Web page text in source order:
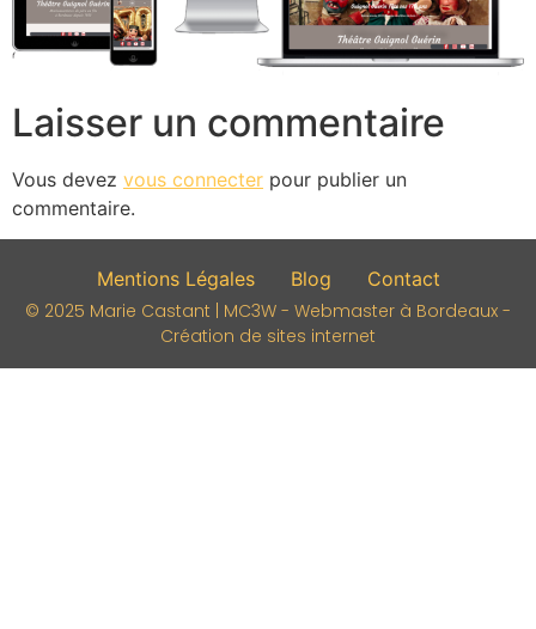
Laisser un commentaire
Vous devez vous connecter pour publier un
commentaire.
Mentions Légales Blog
Contact
© 2025 Marie Castant | MC3W - Webmaster à Bordeaux -
Création de sites internet